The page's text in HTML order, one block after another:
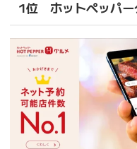
1位 ホットペッパー